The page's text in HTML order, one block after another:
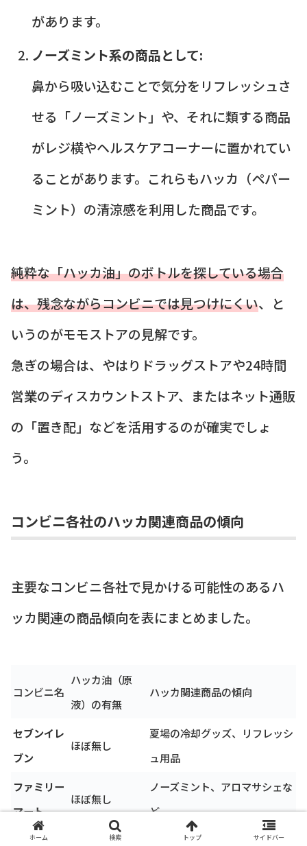
があります。
ノーズミント系の商品として:
鼻から吸い込むことで気分をリフレッシュさ
せる「ノーズミント」や、それに類する商品
がレジ横やヘルスケアコーナーに置かれてい
ることがあります。これらもハッカ（ペパー
ミント）の清涼感を利用した商品です。
純粋な「ハッカ油」のボトルを探している場合
は、残念ながらコンビニでは見つけにくい、と
いうのがモモストアの見解です。
急ぎの場合は、やはりドラッグストアや24時間
営業のディスカウントストア、またはネット通販
の「置き配」などを活用するのが確実でしょ
う。
コンビニ各社のハッカ関連商品の傾向
主要なコンビニ各社で見かける可能性のあるハ
ッカ関連の商品傾向を表にまとめました。
コンビニ名
ハッカ油（原
液）の有無
ハッカ関連商品の傾向
セブンイレ
ブン
ほぼ無し
夏場の冷却グッズ、リフレッシ
ュ用品
ファミリー
マート
ほぼ無し
ノーズミント、アロマサシェな
ど
夏場のボディシート（清涼感タ
ホーム 検索 トップ サイドバー